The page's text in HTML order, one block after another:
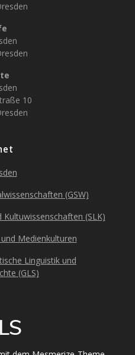
10
(GSW)
(SLK)
Medienkulturen
Linguistik und
(GLS)